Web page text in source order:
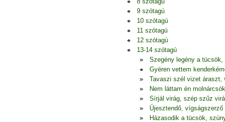
9 szótagú
10 szótagú
11 szótagú
12 szótagú
13-14 szótagú
Szegény legény a tücsök,
Gyéren vettem
Tavaszi szél vizet áraszt,
Nem láttam én
Sírjál virág, szép szűz
Újesztendő,
Házasodik a tücsök,